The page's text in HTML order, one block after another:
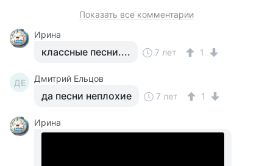
Показать все комментарии
Ирина
классные песни.... 7 лет 1
ДЕ Дмитрий Ельцов
да песни неплохие 7 лет 1
Ирина